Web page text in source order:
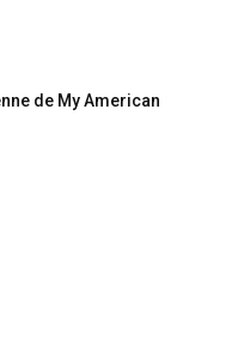
de My American